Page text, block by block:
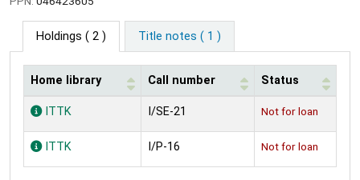
Holdings ( 2 ) Title notes ( 1 )
Holdings
Home library Call number Status
ITTK I/SE-21 Not for loan
ITTK I/P-16 Not for loan